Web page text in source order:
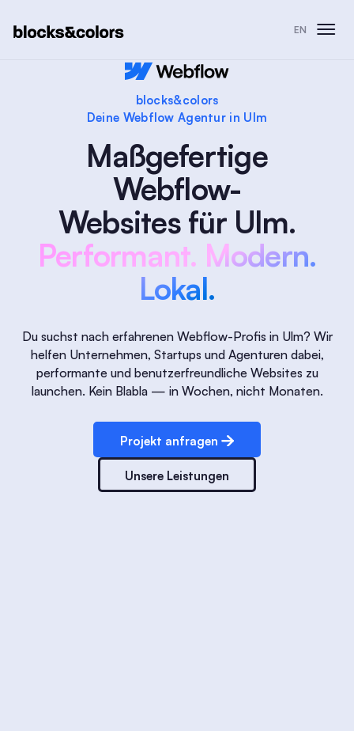
EN
blocks&colors
Deine Webflow Agentur in Ulm
Maßgefertige
Webflow-
Websites für Ulm.
Performant. Modern.
Lokal.
Du suchst nach erfahrenen Webflow-Profis in Ulm? Wir
helfen Unternehmen, Startups und Agenturen dabei,
performante und benutzerfreundliche Websites zu
launchen. Kein Blabla — in Wochen, nicht Monaten.
Projekt anfragen
Unsere Leistungen